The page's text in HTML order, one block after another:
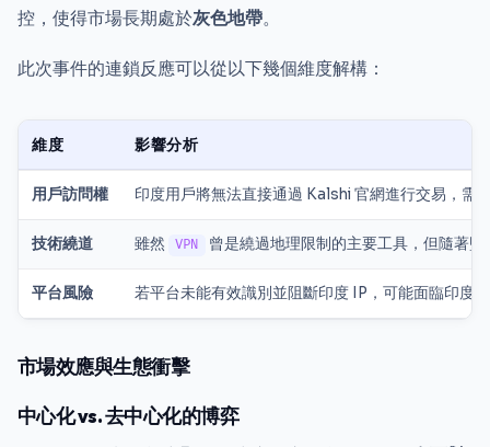
控，使得市場長期處於灰色地帶。
此次事件的連鎖反應可以從以下幾個維度解構：
維度 影響分析
用戶訪問權 印度用戶將無法直接通過 Kalshi 官網進行交易，需
技術繞道 雖然 VPN 曾是繞過地理限制的主要工具，但隨著
平台風險 若平台未能有效識別並阻斷印度 IP，可能面臨印度
市場效應與生態衝擊
中心化 vs. 去中心化的博弈